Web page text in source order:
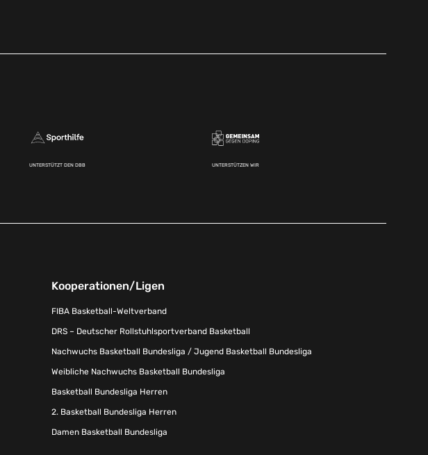
UNTERSTÜTZT DEN DBB UNTERSTÜTZEN WIR
Kooperationen/Ligen
FIBA Basketball-Weltverband
DRS – Deutscher Rollstuhlsportverband Basketball
Nachwuchs Basketball Bundesliga / Jugend Basketball Bundesliga
Weibliche Nachwuchs Basketball Bundesliga
Basketball Bundesliga Herren
2. Basketball Bundesliga Herren
Damen Basketball Bundesliga